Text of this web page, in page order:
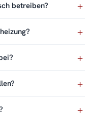
betreiben?